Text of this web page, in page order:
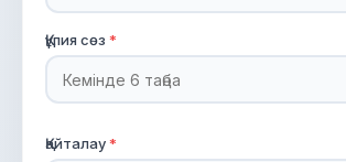
Құпия сөз *
Қайталау*